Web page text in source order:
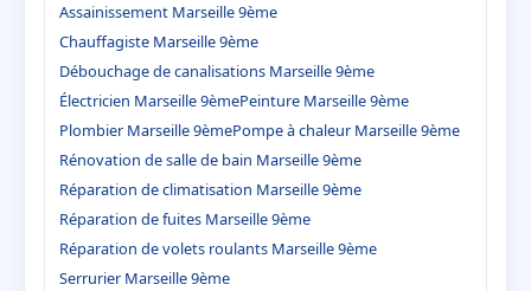
Assainissement Marseille 9ème
Chauffagiste Marseille 9ème
Débouchage de canalisations Marseille 9ème
Électricien Marseille 9èmePeinture Marseille 9ème
Plombier Marseille 9èmePompe à chaleur Marseille 9ème
Rénovation de salle de bain Marseille 9ème
Réparation de climatisation Marseille 9ème
Réparation de fuites Marseille 9ème
Réparation de volets roulants Marseille 9ème
Serrurier Marseille 9ème